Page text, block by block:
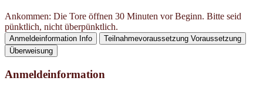
Ankommen: Die Tore öffnen 30 Minuten vor Beginn. Bitte seid
pünktlich, nicht überpünktlich.
Anmeldeinformation Info Teilnahmevoraussetzung Voraussetzung
Überweisung
Anmeldeinformation